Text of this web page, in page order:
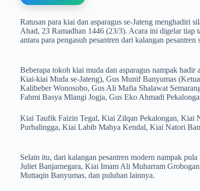
Ratusan para kiai dan asparagus se-Jateng menghadiri
Ahad, 23 Ramadhan 1446 (23/3). Acara ini digelar tiap
antara para pengasuh pesantren dari kalangan
Beberapa tokoh kiai muda dan asparagus nampak
Kiai-kiai Muda se-Jateng), Gus Munif Banyumas
Kalibeber Wonosobo, Gus Ali Mafia Shalawat
Fahmi Basya Mlangi Jogja, Gus Eko Ahmadi
Kiai Taufik Faizin Tegal, Kiai Zilqan Pekalongan, Kiai
Purbalingga, Kiai Labib Mahya Kendal, Kiai Natori
Selain itu, dari kalangan pesantren modern nampak
Juliet Banjarnegara, Kiai Imam Ali Muharram
Muttaqin Banyumas, dan puluhan lainnya.